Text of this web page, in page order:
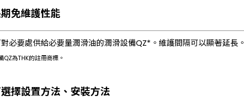
免維護性能
必要處供給必要量潤滑油的潤滑設備QZ*。維護間隔可以顯著延長。
QZ為THK的註冊商標。
擇設置方法、安裝方法